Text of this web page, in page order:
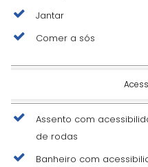
Jantar
Comer a sós
Assento com
de rodas
Banheiro com